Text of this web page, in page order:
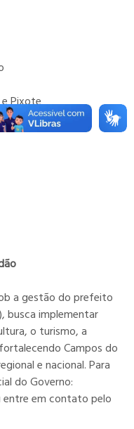
e Pixote
a gestão do prefeito
busca implementar
o turismo, a
Campos do
e nacional. Para
do Governo:
em contato pelo